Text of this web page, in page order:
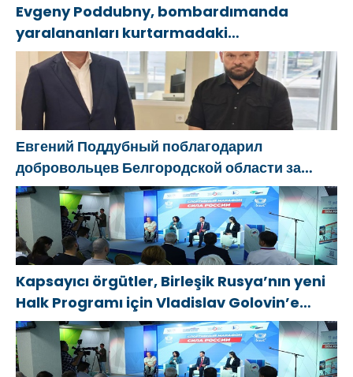
Evgeny Poddubny, bombardımanda
yaralananları kurtarmadaki
cesaretlerinden dolayı Belgorod
bölgesindeki gönüllülere teşekkür etti
Евгений Поддубный поблагодарил
добровольцев Белгородской области за
мужество в спасении пострадавших от
обстрелов
Kapsayıcı örgütler, Birleşik Rusya’nın yeni
Halk Programı için Vladislav Golovin’e
teklifler sundu